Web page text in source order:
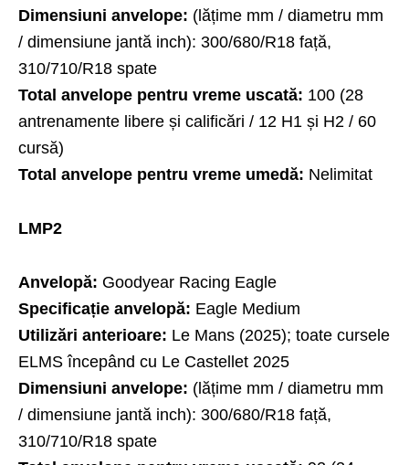
Dimensiuni anvelope: (lățime mm / diametru mm
/ dimensiune jantă inch): 300/680/R18 față,
310/710/R18 spate
Total anvelope pentru vreme uscată: 100 (28
antrenamente libere și calificări / 12 H1 și H2 / 60
cursă)
Total anvelope pentru vreme umedă: Nelimitat
LMP2
Anvelopă: Goodyear Racing Eagle
Specificație anvelopă: Eagle Medium
Utilizări anterioare: Le Mans (2025); toate cursele
ELMS începând cu Le Castellet 2025
Dimensiuni anvelope: (lățime mm / diametru mm
/ dimensiune jantă inch): 300/680/R18 față,
310/710/R18 spate